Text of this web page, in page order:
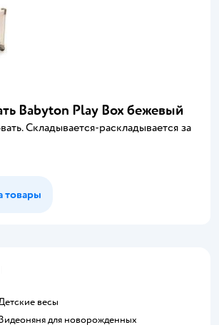
Babyton Play Box бежевый
Складывается-раскладывается за
товары
Детские весы
Видеоняня для новорожденных